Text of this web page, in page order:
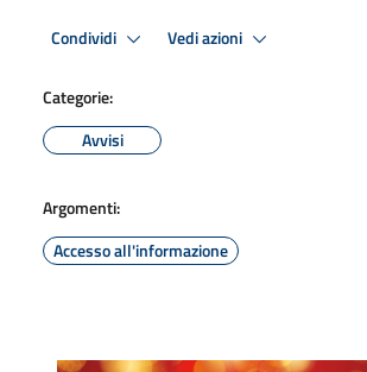
Condividi Vedi azioni
Categorie:
Avvisi
Argomenti:
Accesso all'informazione